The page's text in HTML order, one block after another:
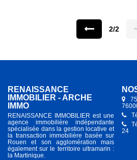
transports (bus, métro) et les
comprennent l'entretien des
d'ordures ménagères et l'entretien
2/2
RENAISSANCE
IMMOBILIER - ARCHE
IMMO
RENAISSANCE IMMOBILIER est une
agence immobilière indépendante
spécialisée dans la gestion locative et
la transaction immobilière basée sur
Rouen et son agglomération mais
également sur le territoire ultramarin :
la Martinique.
24